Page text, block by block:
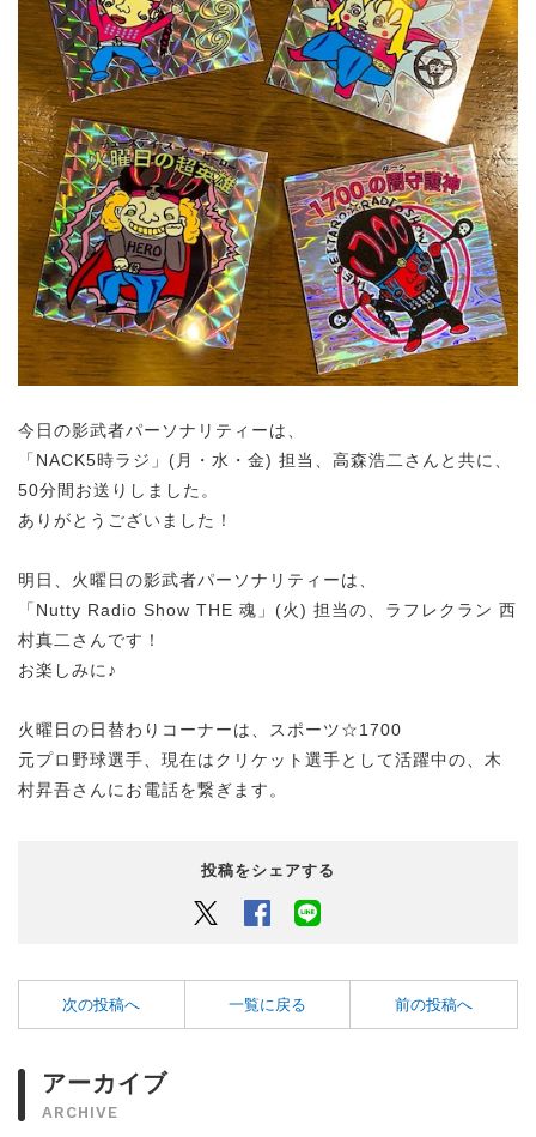
今日の影武者パーソナリティーは、
「NACK5時ラジ」(月・水・金) 担当、 高森浩二さんと共に、
50分間お送りしました。
ありがとうございました！
明日、火曜日の影武者パーソナリティーは、
「Nutty Radio Show THE 魂」(火) 担当の、ラフレクラン 西
村真二さんです！
お楽しみに♪
火曜日の日替わりコーナーは、スポーツ☆1700
元プロ野球選手、現在はクリケット選手として活躍中の、木
村昇吾さんにお電話を繋ぎます。
投稿をシェアする
Twitter Facebook
次の投稿へ 一覧に戻る 前の投稿へ
アーカイブ
ARCHIVE